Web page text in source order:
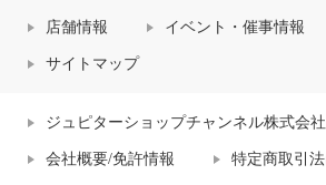
店舗情報 イベント・催事情報
サイトマップ
ジュピターショップチャンネル株式会
会社概要/免許情報 特定商取引